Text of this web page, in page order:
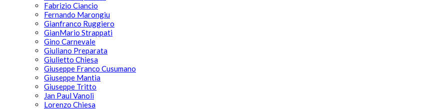
Fabrizio Ciancio
Fernando Marongiu
Gianfranco Ruggiero
GianMario Strappati
Gino Carnevale
Giuliano Preparata
Giulietto Chiesa
Giuseppe Franco Cusumano
Giuseppe Mantia
Giuseppe Tritto
Jan Paul Vanoli
Lorenzo Chiesa